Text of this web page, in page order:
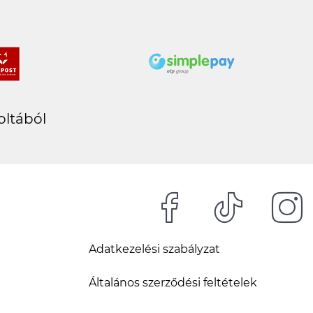
Adatkezelési szabályzat
Általános szerződési feltételek